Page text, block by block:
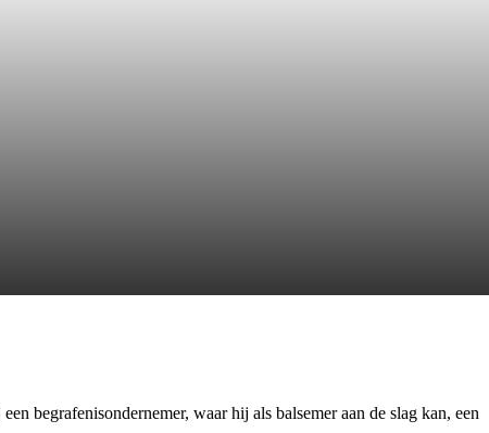
begrafenisondernemer, waar hij als balsemer aan de slag kan, een